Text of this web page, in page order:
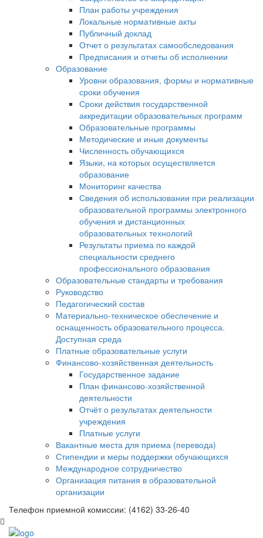
План работы учреждения
Локальные нормативные акты
Публичный доклад
Отчет о результатах самообследования
Предписания и отчеты об исполнении
Образование
Уровни образования, формы и нормативные
сроки обучения
Сроки действия государственной
аккредитации образовательных программ
Образовательные программы
Методические и иные документы
Численность обучающихся
Языки, на которых осуществляется
образование
Мониторинг качества
Сведения об использовании при реализации
образовательной программы электронного
обучения и дистанционных
образовательных технологий
Результаты приема по каждой
специальности среднего
профессионального образования
Образовательные стандарты и требования
Руководство
Педагогический состав
Материально-техническое обеспечение и
оснащенность образовательного процесса.
Доступная среда
Платные образовательные услуги
Финансово-хозяйственная деятельность
Государственное задание
План финансово-хозяйственной
деятельности
Отчёт о результатах деятельности
учреждения
Платные услуги
Вакантные места для приема (перевода)
Стипендии и меры поддержки обучающихся
Международное сотрудничество
Организация питания в образовательной
организации
Телефон приемной комиссии: (4162) 33-26-40